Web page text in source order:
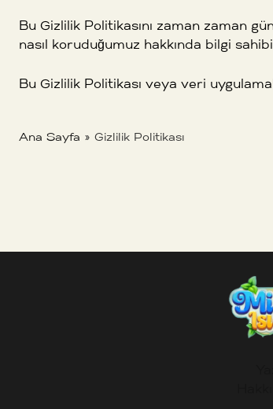
Ana Sayfa » Gizlilik Politikası
Bu Gizlilik Politikasını zaman zaman
nasıl koruduğumuz hakkında bilgi
Bu Gizlilik Politikası veya veri